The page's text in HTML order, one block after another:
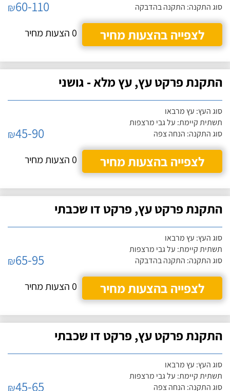
סוג התקנה: התקנה בהדבקה
₪60-110
לצפייה בהצעות מחיר
0 הצעות מחיר
התקנת פרקט עץ, עץ מלא - גושני
סוג העץ: עץ מרבאו
תשתית קיימת: על גבי מרצפות
סוג התקנה: הנחה צפה
₪45-90
לצפייה בהצעות מחיר
0 הצעות מחיר
התקנת פרקט עץ, פרקט דו שכבתי
סוג העץ: עץ מרבאו
תשתית קיימת: על גבי מרצפות
סוג התקנה: התקנה בהדבקה
₪65-95
לצפייה בהצעות מחיר
0 הצעות מחיר
התקנת פרקט עץ, פרקט דו שכבתי
סוג העץ: עץ מרבאו
תשתית קיימת: על גבי מרצפות
סוג התקנה: הנחה צפה
₪45-65